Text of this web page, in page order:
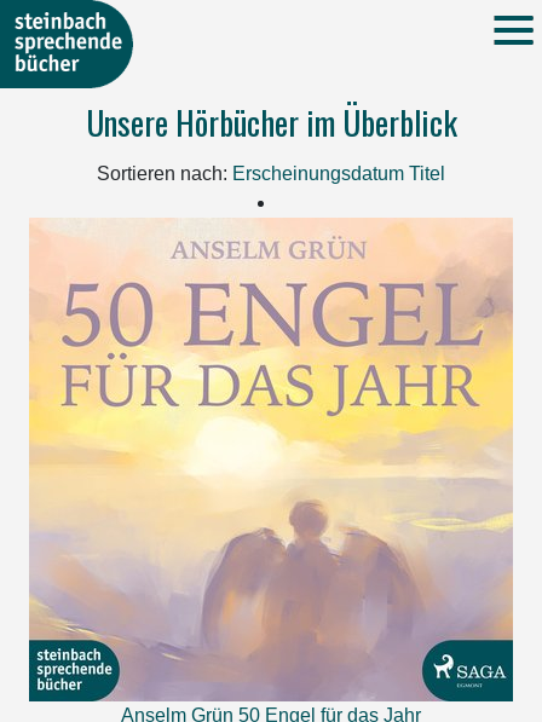
Unsere Hörbücher im Überblick
Sortieren nach: Erscheinungsdatum Titel
Anselm Grün 50 Engel für das Jahr